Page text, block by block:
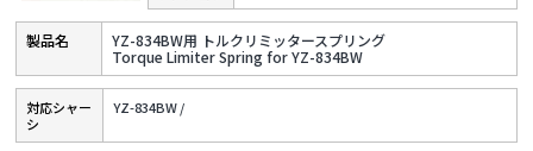
YZ-834BW用 トルクリミッタースプリング
Torque Limiter Spring for YZ-834BW
対応シャー
シ
YZ-834BW /